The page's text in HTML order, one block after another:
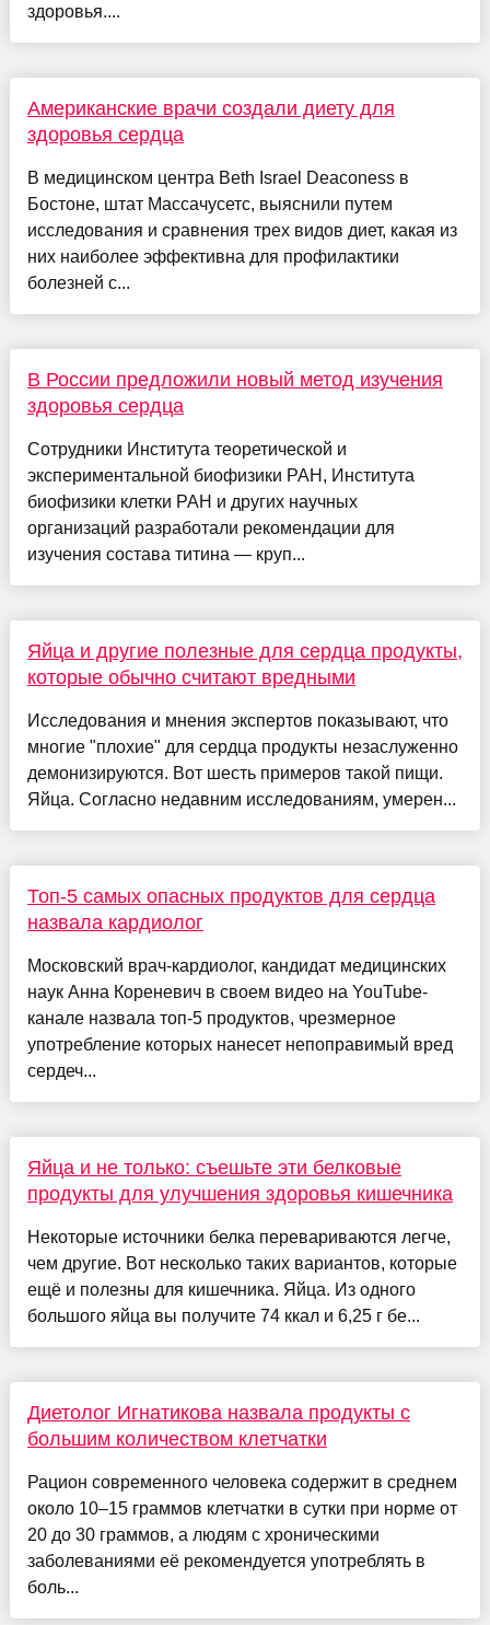
здоровья....
Американские врачи создали диету для
здоровья сердца
В медицинском центра Beth Israel Deaconess в
Бостоне, штат Массачусетс, выяснили путем
исследования и сравнения трех видов диет, какая из
них наиболее эффективна для профилактики
болезней с...
В России предложили новый метод изучения
здоровья сердца
Сотрудники Института теоретической и
экспериментальной биофизики РАН, Института
биофизики клетки РАН и других научных
организаций разработали рекомендации для
изучения состава титина — круп...
Яйца и другие полезные для сердца продукты,
которые обычно считают вредными
Исследования и мнения экспертов показывают, что
многие "плохие" для сердца продукты незаслуженно
демонизируются. Вот шесть примеров такой пищи.
Яйца. Согласно недавним исследованиям, умерен...
Топ-5 самых опасных продуктов для сердца
назвала кардиолог
Московский врач-кардиолог, кандидат медицинских
наук Анна Кореневич в своем видео на YouTube-
канале назвала топ-5 продуктов, чрезмерное
употребление которых нанесет непоправимый вред
сердеч...
Яйца и не только: съешьте эти белковые
продукты для улучшения здоровья кишечника
Некоторые источники белка перевариваются легче,
чем другие. Вот несколько таких вариантов, которые
ещё и полезны для кишечника. Яйца. Из одного
большого яйца вы получите 74 ккал и 6,25 г бе...
Диетолог Игнатикова назвала продукты с
большим количеством клетчатки
Рацион современного человека содержит в среднем
около 10–15 граммов клетчатки в сутки при норме от
20 до 30 граммов, а людям с хроническими
заболеваниями её рекомендуется употреблять в
боль...